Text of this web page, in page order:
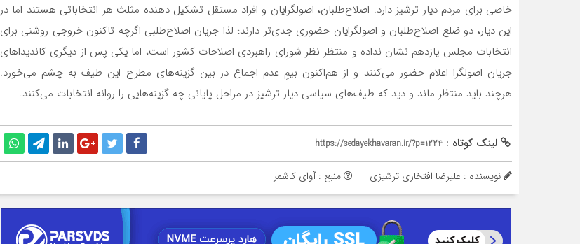
خاصی برای مردم دیار ترشیز دارد. اصلاح‌طلبان، اصولگرایان و افراد مستقل تشکیل ‌دهنده مثلث هر انتخاباتی هستند اما در
این دیار، دو ضلع اصلاح‌طلبان و اصولگرایان حضوری جدی‌تر دارند؛ لذا جریان اصلاح‌طلبی اگرچه تاکنون خروجی روشنی برای
انتخابات مجلس یازدهم نشان نداده و منتظر نظر شورای راهبردی اصلاحات کشور است، اما یکی پس از دیگری کاندیداهای
جریان اصولگرا اعلام حضور می‌کنند و از هم‌اکنون بیمِ عدم اجماع در بین گزینه‌های مطرح این طیف به چشم می‌خورد.
هرچند باید منتظر ماند و دید که طیف‌های سیاسی دیار ترشیز در مراحل پایانی چه گزینه‌هایی را روانه انتخابات می‌کنند.
لینک کوتاه : https://sedayekhavaran.ir/?p=1224
نویسنده : علیرضا افتخاری ترشیزی منبع : آوای کاشمر